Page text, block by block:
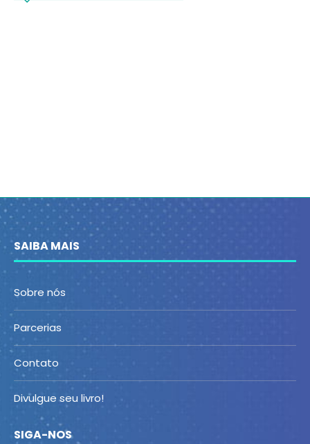
SAIBA MAIS
Sobre nós
Parcerias
Contato
Divulgue seu livro!
SIGA-NOS